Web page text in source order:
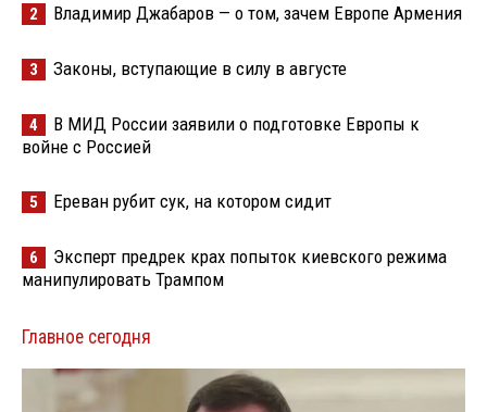
2 Владимир Джабаров — о том, зачем Европе Армения
3 Законы, вступающие в силу в августе
4
В МИД России заявили о подготовке Европы к
войне с Россией
5 Ереван рубит сук, на котором сидит
6
Эксперт предрек крах попыток киевского режима
манипулировать Трампом
Главное сегодня